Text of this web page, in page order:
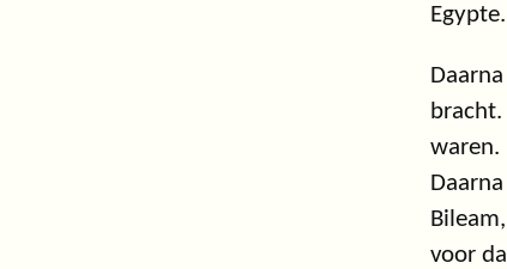
Egypte.
waren.
voor